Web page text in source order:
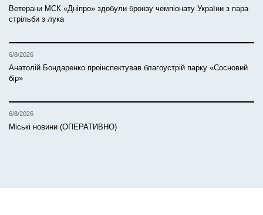
Ветерани МСК «Дніпро» здобули бронзу чемпіонату України з пара
стрільби з лука
6/8/2026
Анатолій Бондаренко проінспектував благоустрій парку «Сосновий
бір»
6/8/2026
Міські новини (ОПЕРАТИВНО)